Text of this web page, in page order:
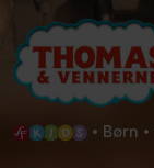
• Børn •